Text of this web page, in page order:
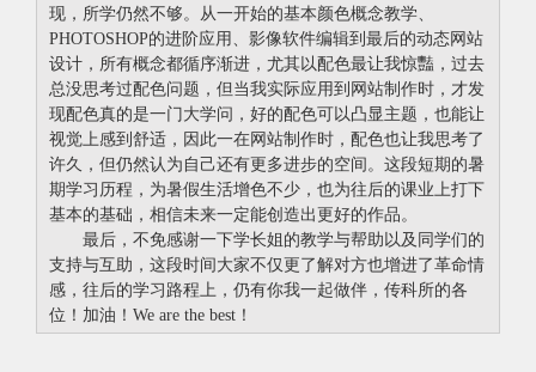
现，所学仍然不够。从一开始的基本颜色概念教学、
PHOTOSHOP的进阶应用、影像软件编辑到最后的动态网站
设计，所有概念都循序渐进，尤其以配色最让我惊豔，过去
总没思考过配色问题，但当我实际应用到网站制作时，才发
现配色真的是一门大学问，好的配色可以凸显主题，也能让
视觉上感到舒适，因此一在网站制作时，配色也让我思考了
许久，但仍然认为自己还有更多进步的空间。这段短期的暑
期学习历程，为暑假生活增色不少，也为往后的课业上打下
基本的基础，相信未来一定能创造出更好的作品。
最后，不免感谢一下学长姐的教学与帮助以及同学们的
支持与互助，这段时间大家不仅更了解对方也增进了革命情
感，往后的学习路程上，仍有你我一起做伴，传科所的各
位！加油！We are the best！